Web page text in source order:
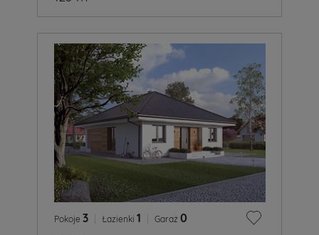
Pokoje 3 Łazienki 1 Garaż 0